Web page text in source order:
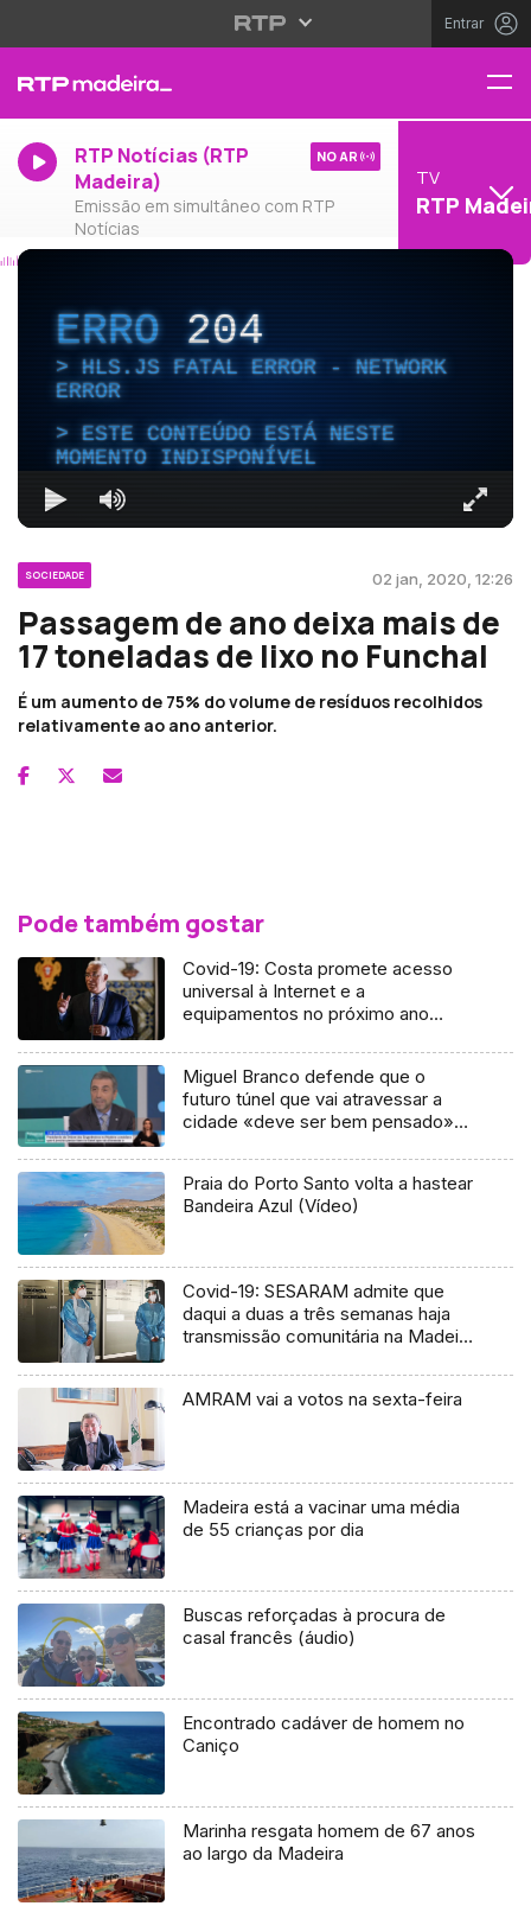
Entrar
RTP Notícias (RTP
Madeira)
Emissão em simultâneo com RTP
Notícias
NO AR
TV
RTP
ERRO204
HLS.JS FATAL ERROR - NETWORK
ERROR
ESTE CONTEÚDO ESTÁ NESTE
MOMENTO INDISPONÍVEL
SOCIEDADE 02 jan, 2020, 12:26
Passagem de ano deixa mais de
17 toneladas de lixo no Funchal
É um aumento de 75% do volume de resíduos recolhidos
relativamente ao ano anterior.
Pode também gostar
Covid-19: Costa promete acesso
universal à Internet e a
equipamentos no próximo ano
Miguel Branco defende que o
futuro túnel que vai atravessar a
cidade «deve ser bem pensado»
Praia do Porto Santo volta a hastear
Bandeira Azul (Vídeo)
Covid-19: SESARAM admite que
daqui a duas a três semanas haja
transmissão comunitária na Madeira
AMRAM vai a votos na sexta-feira
Madeira está a vacinar uma média
de 55 crianças por dia
Buscas reforçadas à procura de
casal francês (áudio)
Encontrado cadáver de homem no
Caniço
Marinha resgata homem de 67 anos
ao largo da Madeira